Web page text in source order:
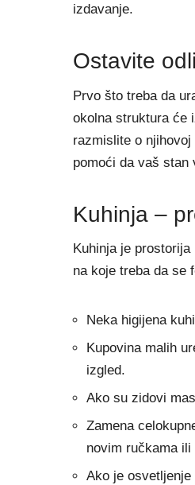
izdavanje.
Ostavite
Prvo što treba da
okolna struktura će
razmislite o
pomoći da vaš stan
Kuhinja –
Kuhinja je
na koje treba da se
Neka higijena
Kupovina malih
izgled.
Ako su zidovi
Zamena
novim ručkama
Ako je